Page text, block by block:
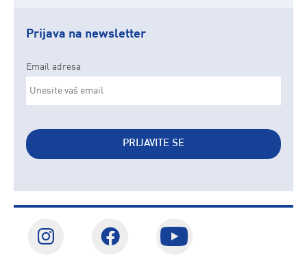
Prijava na newsletter
Email adresa
PRIJAVITE SE